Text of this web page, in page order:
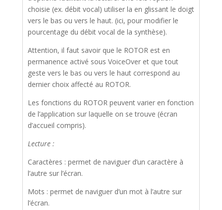
choisie (ex. débit vocal) utiliser la en glissant le doigt
vers le bas ou vers le haut. (ici, pour modifier le
pourcentage du débit vocal de la synthèse).
Attention, il faut savoir que le ROTOR est en
permanence activé sous VoiceOver et que tout
geste vers le bas ou vers le haut correspond au
dernier choix affecté au ROTOR.
Les fonctions du ROTOR peuvent varier en fonction
de l’application sur laquelle on se trouve (écran
d’accueil compris).
Lecture :
Caractères : permet de naviguer d’un caractère à
l’autre sur l’écran.
Mots : permet de naviguer d’un mot à l’autre sur
l’écran.